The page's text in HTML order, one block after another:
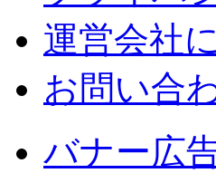
運営会社
お問い合
バナー広